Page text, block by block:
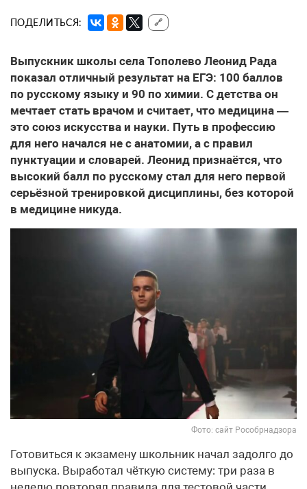
ПОДЕЛИТЬСЯ: 🔗
Выпускник школы села Тополево Леонид Рада
показал отличный результат на ЕГЭ: 100 баллов
по русскому языку и 90 по химии. С детства он
мечтает стать врачом и считает, что медицина —
это союз искусства и науки. Путь в профессию
для него начался не с анатомии, а с правил
пунктуации и словарей. Леонид признаётся, что
высокий балл по русскому стал для него первой
серьёзной тренировкой дисциплины, без которой
в медицине никуда.
Фото: сайт Рособрнадзора
Готовиться к экзамену школьник начал задолго до
выпуска. Выработал чёткую систему: три раза в